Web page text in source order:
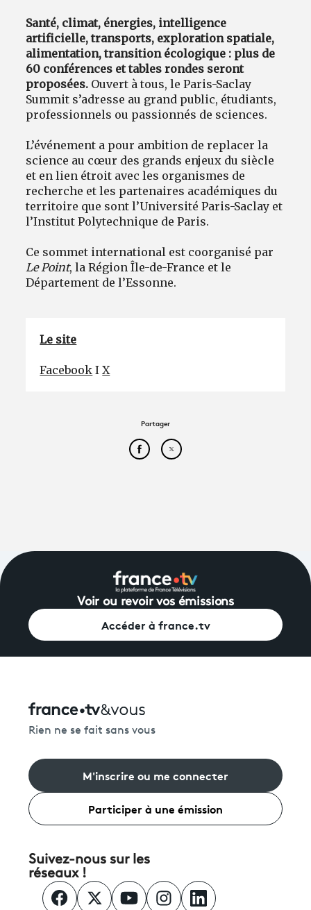
Santé, climat, énergies, intelligence
artificielle, transports, exploration spatiale,
alimentation, transition écologique : plus de
60 conférences et tables rondes seront
proposées. Ouvert à tous, le Paris-Saclay
Summit s’adresse au grand public, étudiants,
professionnels ou passionnés de sciences.
L’événement a pour ambition de replacer la
science au cœur des grands enjeux du siècle
et en lien étroit avec les organismes de
recherche et les partenaires académiques du
territoire que sont l’Université Paris-Saclay et
l’Institut Polytechnique de Paris.
Ce sommet international est coorganisé par
Le Point, la Région Île-de-France et le
Département de l’Essonne.
Le site
Facebook IX
Partager
Partager cet article sur
Partager cet article sur
Voir ou revoir vos émissions
Accéder à france.tv
Rien ne se fait sans vous
M'inscrire ou me connecter
Participer à une émission
Suivez-nous sur les
réseaux !